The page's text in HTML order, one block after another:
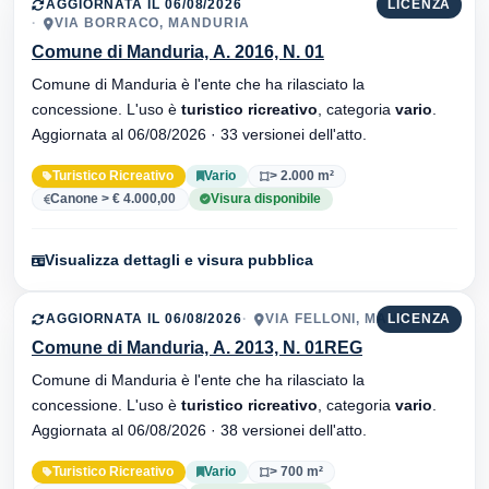
LICENZA
AGGIORNATA IL 06/08/2026
VIA BORRACO, MANDURIA
Comune di Manduria, A. 2016, N. 01
Comune di Manduria è l'ente che ha rilasciato la
concessione. L'uso è turistico ricreativo , categoria vario
Aggiornata al 06/08/2026 · 33 versionei dell'atto.
Turistico Ricreativo Vario
> 2.000 m²
Canone > € 4.000,00
Visura disponibile
Visualizza dettagli e visura pubblica
LICENZA
AGGIORNATA IL 06/08/2026 VIA FELLONI, MANDURIA
Comune di Manduria, A. 2013, N. 01REG
Comune di Manduria è l'ente che ha rilasciato la
concessione. L'uso è turistico ricreativo , categoria vario
Aggiornata al 06/08/2026 · 38 versionei dell'atto.
Turistico Ricreativo Vario
> 700 m²